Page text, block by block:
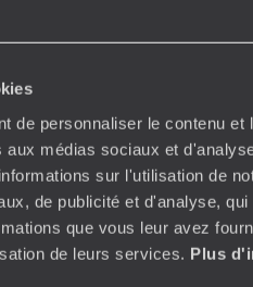
de personnaliser le contenu et
aux médias sociaux et
sur l'utilisation de
de publicité et d'analyse,
que vous leur avez
de leurs services. Plus
votre voyage